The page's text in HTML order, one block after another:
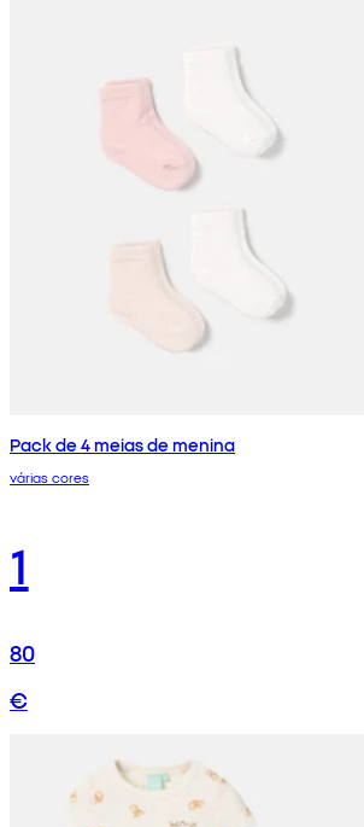
Pack de 4 meias de menina
várias cores
1
80
€